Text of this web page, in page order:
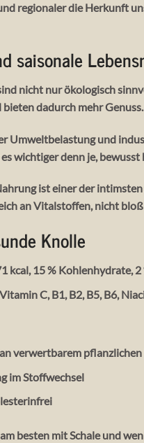
regionalerdie Herkunft
saisonale
nicht nur ökologisch
dadurch mehr Genuss.
Umweltbelastung und
wichtiger denn je, bewusst
ist einer derintimsten
an Vitalstoffen, nicht bloß
Knolle
kcal, 15 % Kohlenhydrate,
C, B1, B2, B5, B6,
verwertbarem
im Stoffwechsel
besten mit Schale und